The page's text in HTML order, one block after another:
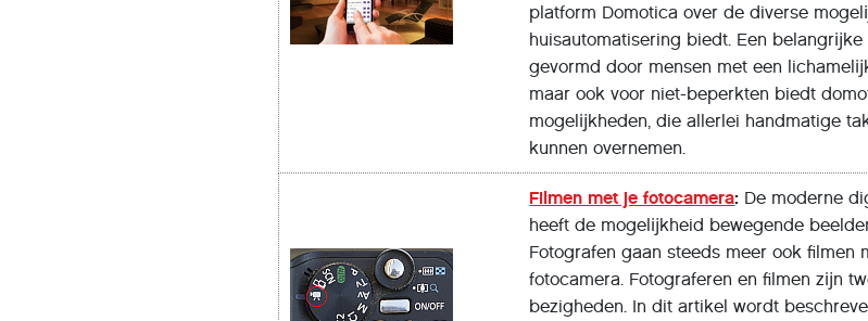
platform Domotica over de diverse
huisautomatisering biedt. Een
gevormd door mensen met een
maar ook voor niet-beperkten biedt
mogelĳkheden, die allerlei handmatige
kunnen overnemen.
Filmen met je fotocamera: De moderne
heeft de mogelĳkheid bewegende
Fotografen gaan steeds meer ook filmen
fotocamera. Fotograferen en filmen zĳn
bezigheden. In dit artikel wordt